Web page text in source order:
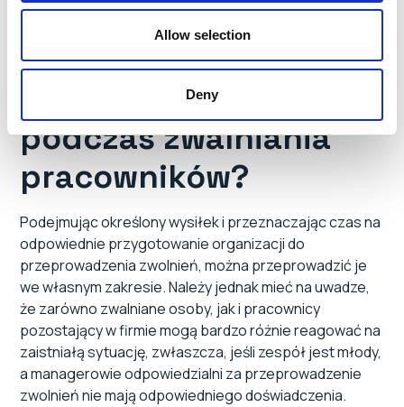
Allow selection
Deny
Dlaczego warto
skorzystać ze
wsparcia eksperta
podczas zwalniania
pracowników?
Podejmując określony wysiłek i przeznaczając czas na
odpowiednie przygotowanie organizacji do
przeprowadzenia zwolnień, można przeprowadzić je
we własnym zakresie. Należy jednak mieć na uwadze,
że zarówno zwalniane osoby, jak i pracownicy
pozostający w firmie mogą bardzo różnie reagować na
zaistniałą sytuację, zwłaszcza, jeśli zespół jest młody,
a managerowie odpowiedzialni za przeprowadzenie
zwolnień nie mają odpowiedniego doświadczenia.